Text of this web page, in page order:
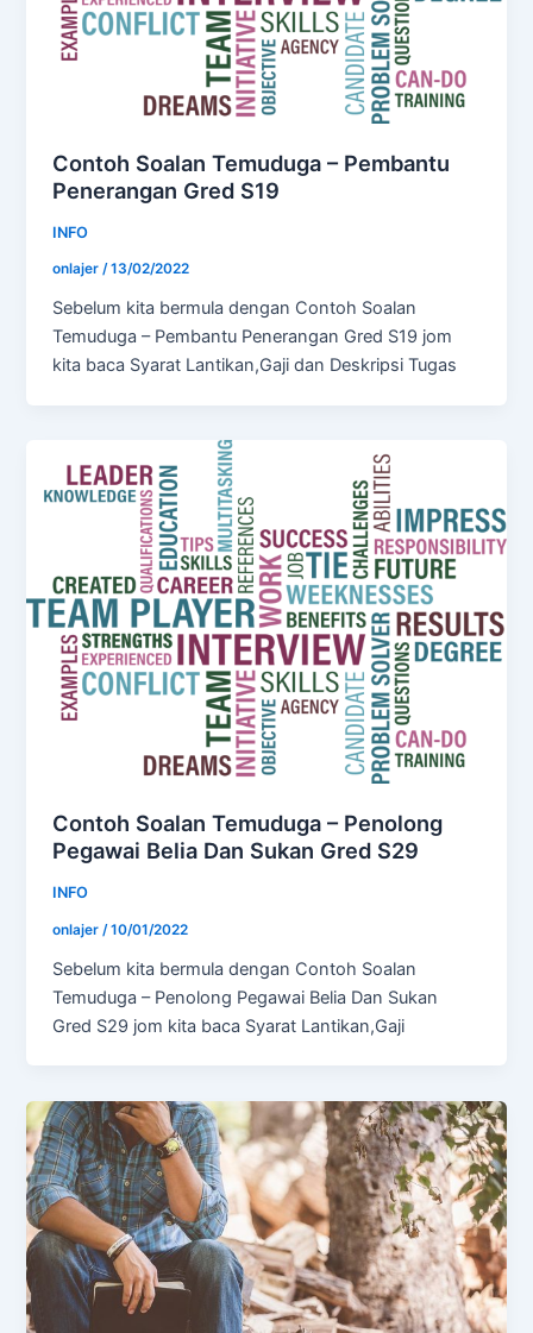
Contoh Soalan Temuduga – Pembantu
Penerangan Gred S19
INFO
onlajer/13/02/2022
Sebelum kita bermula dengan Contoh Soalan
Temuduga – Pembantu Penerangan Gred S19 jom
kita baca Syarat Lantikan,Gaji dan Deskripsi Tugas
Contoh Soalan Temuduga – Penolong
Pegawai Belia Dan Sukan Gred S29
INFO
onlajer /10/01/2022
Sebelum kita bermula dengan Contoh Soalan
Temuduga – Penolong Pegawai Belia Dan Sukan
Gred S29 jom kita baca Syarat Lantikan,Gaji